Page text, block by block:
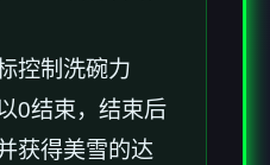
控制洗碗力
0结束，结束后
获得美雪的达